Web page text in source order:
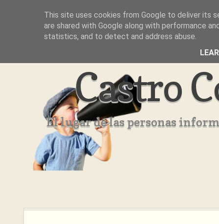
Inicio Aviso Legal Quienes Somos ??
Castro
El lugar de las personas
This site uses cookies from Google to deliver its
are shared with Google along with performance
statistics, and to detect and address abuse.